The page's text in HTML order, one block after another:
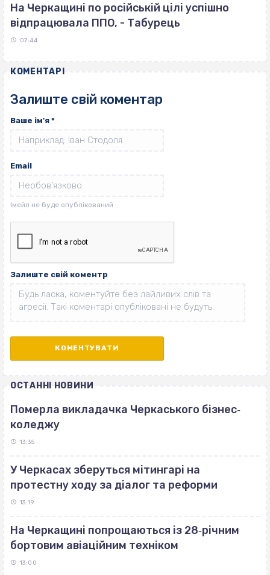
На Черкащині по російській цілі успішно
відпрацювала ППО, - Табурець
07:44
КОМЕНТАРІ
Залиште свій коментар
Ваше ім'я *
Email
Залиште свій коментр
ОСТАННІ НОВИНИ
Померла викладачка Черкаського бізнес‐
коледжу
13:35
У Черкасах зберуться мітингарі на
протестну ходу за діалог та реформи
13:19
На Черкащині попрощаються із 28‐річним
бортовим авіаційним техніком
13:00